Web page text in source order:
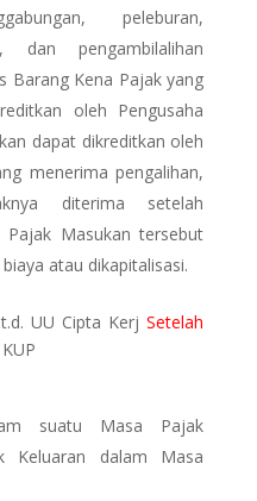
peleburan,
dan pengambilalihan
Barang Kena Pajak yang
oleh Pengusaha
dapat dikreditkan oleh
menerima pengalihan,
diterima setelah
Masukan tersebut
atau dikapitalisasi.
UU Cipta KerjSetelah
suatu Masa Pajak
Keluaran dalam Masa